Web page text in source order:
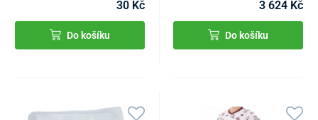
30 Kč
Do košíku
3 624 Kč
Do košíku